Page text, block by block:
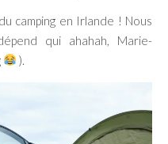
camping en Irlande ! Nous
qui ahahah, Marie-
).